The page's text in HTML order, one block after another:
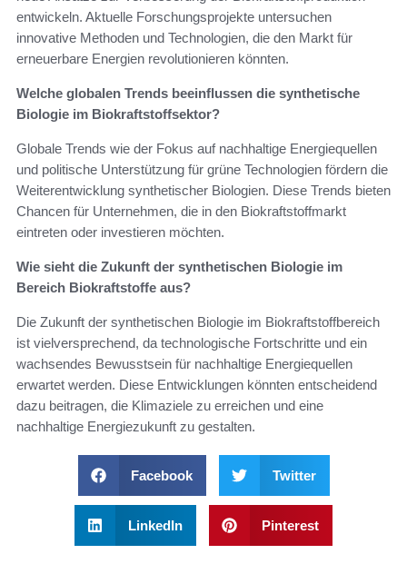
entwickeln. Aktuelle Forschungsprojekte untersuchen
innovative Methoden und Technologien, die den Markt für
erneuerbare Energien revolutionieren könnten.
Welche globalen Trends beeinflussen die synthetische
Biologie im Biokraftstoffsektor?
Globale Trends wie der Fokus auf nachhaltige Energiequellen
und politische Unterstützung für grüne Technologien fördern die
Weiterentwicklung synthetischer Biologien. Diese Trends bieten
Chancen für Unternehmen, die in den Biokraftstoffmarkt
eintreten oder investieren möchten.
Wie sieht die Zukunft der synthetischen Biologie im
Bereich Biokraftstoffe aus?
Die Zukunft der synthetischen Biologie im Biokraftstoffbereich
ist vielversprechend, da technologische Fortschritte und ein
wachsendes Bewusstsein für nachhaltige Energiequellen
erwartet werden. Diese Entwicklungen könnten entscheidend
dazu beitragen, die Klimaziele zu erreichen und eine
nachhaltige Energiezukunft zu gestalten.
Facebook Twitter
LinkedIn Pinterest